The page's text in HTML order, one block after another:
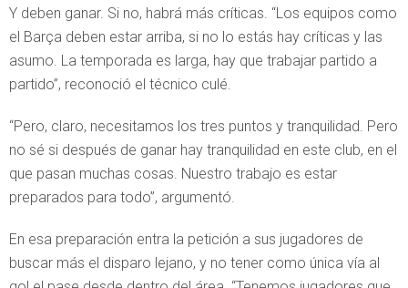
Y deben ganar. Si no, habrá más críticas. “Los equipos como
el Barça deben estar arriba, si no lo estás hay críticas y las
asumo. La temporada es larga, hay que trabajar partido a
partido”, reconoció el técnico culé.
“Pero, claro, necesitamos los tres puntos y tranquilidad. Pero
no sé si después de ganar hay tranquilidad en este club, en el
que pasan muchas cosas. Nuestro trabajo es estar
preparados para todo”, argumentó.
En esa preparación entra la petición a sus jugadores de
buscar más el disparo lejano, y no tener como única vía al